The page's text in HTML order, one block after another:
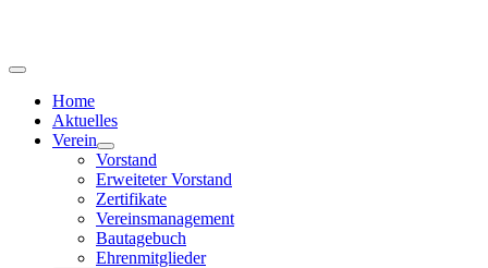
Home
Aktuelles
Verein
Vorstand
Erweiteter Vorstand
Zertifikate
Vereinsmanagement
Bautagebuch
Ehrenmitglieder